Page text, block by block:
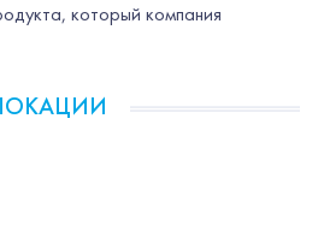
который компания